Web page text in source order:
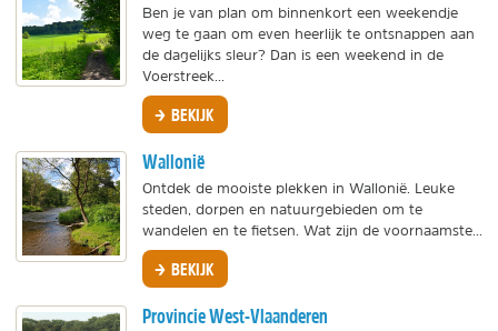
Ben je van plan om binnenkort een weekendje
weg te gaan om even heerlijk te ontsnappen aan
de dagelijks sleur? Dan is een weekend in de
Voerstreek...
BEKIJK
Wallonië
Ontdek de mooiste plekken in Wallonië. Leuke
steden, dorpen en natuurgebieden om te
wandelen en te fietsen. Wat zijn de voornaamste...
BEKIJK
Provincie West-Vlaanderen